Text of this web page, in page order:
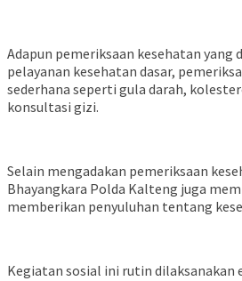
Adapun pemeriksaan kesehatan yang
pelayanan kesehatan dasar,
sederhana seperti gula darah,
konsultasi gizi.
Selain mengadakan pemeriksaan
Bhayangkara Polda Kalteng juga
memberikan penyuluhan tentang
Kegiatan sosial ini rutin dilaksanakan